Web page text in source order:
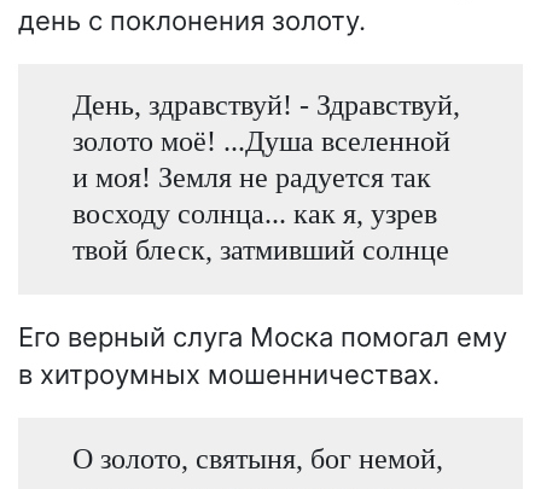
день с поклонения золоту.
День, здравствуй! - Здравствуй,
золото моё! ...Душа вселенной
и моя! Земля не радуется так
восходу солнца... как я, узрев
твой блеск, затмивший солнце
Его верный слуга Моска помогал ему
в хитроумных мошенничествах.
О золото, святыня, бог немой,